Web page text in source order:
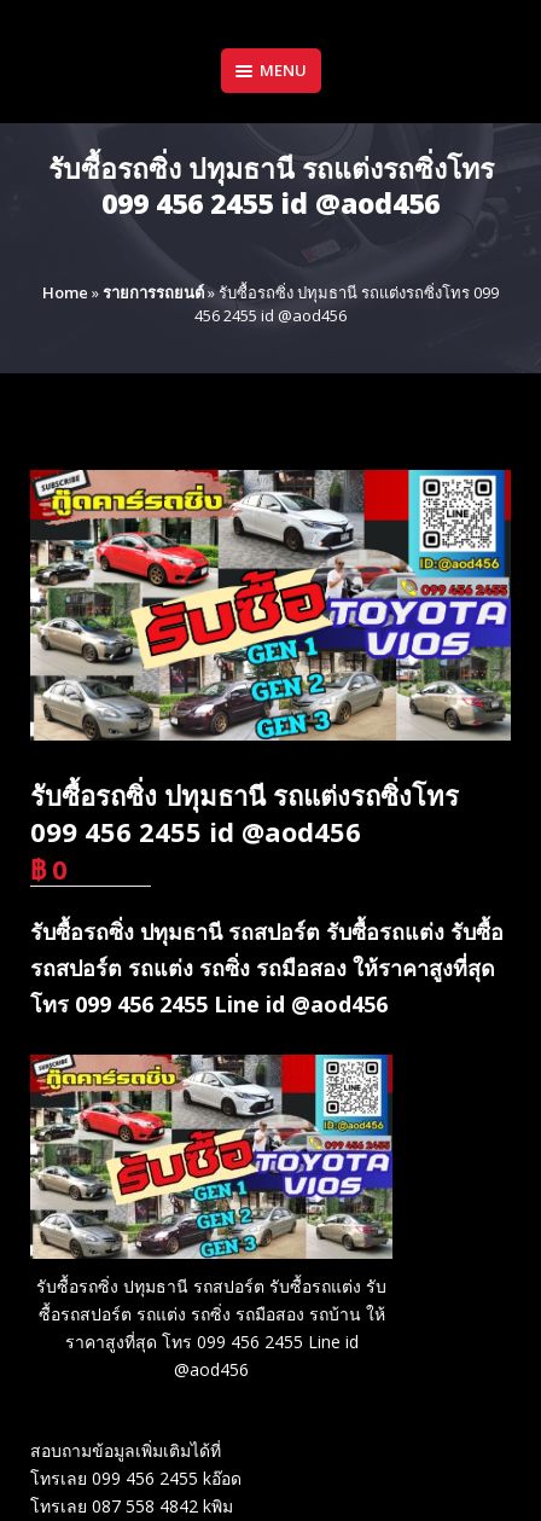
MENU
รับซื้อรถซิ่ง ปทุมธานี รถแต่งรถซิ่งโทร
099 456 2455 id @aod456
Home »รายการรถยนต์»รับซื้อรถซิ่ง ปทุมธานี รถแต่งรถซิ่งโทร 099
456 2455 id @aod456
รับซื้อรถซิ่ง ปทุมธานี รถแต่งรถซิ่งโทร
099 456 2455 id @aod456
฿ 0
รับซื้อรถซิ่ง ปทุมธานี รถสปอร์ต รับซื้อรถแต่ง รับซื้อ
รถสปอร์ต รถแต่ง รถซิ่ง รถมือสอง ให้ราคาสูงที่สุด
โทร 099 456 2455 Line id @aod456
รับซื้อรถซิ่ง ปทุมธานี รถสปอร์ต รับซื้อรถแต่ง รับ
ซื้อรถสปอร์ต รถแต่ง รถซิ่ง รถมือสอง รถบ้าน ให้
ราคาสูงที่สุด โทร 099 456 2455 Line id
@aod456
สอบถามข้อมูลเพิ่มเติมได้ที่
โทรเลย 099 456 2455 kอ๊อด
โทรเลย 087 558 4842 kพิม